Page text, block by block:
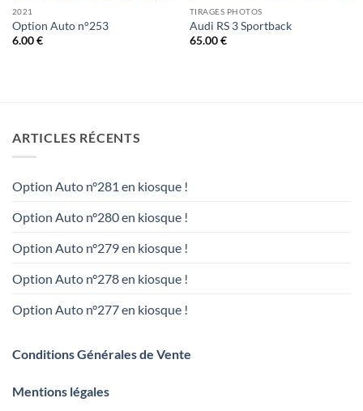
2021
Option Auto n°253
6.00€
TIRAGES PHOTOS
Audi RS 3 Sportback
65.00€
ARTICLES RÉCENTS
Option Auto n°281 en kiosque !
Option Auto n°280 en kiosque !
Option Auto n°279 en kiosque !
Option Auto n°278 en kiosque !
Option Auto n°277 en kiosque !
Conditions Générales de Vente
Mentions légales